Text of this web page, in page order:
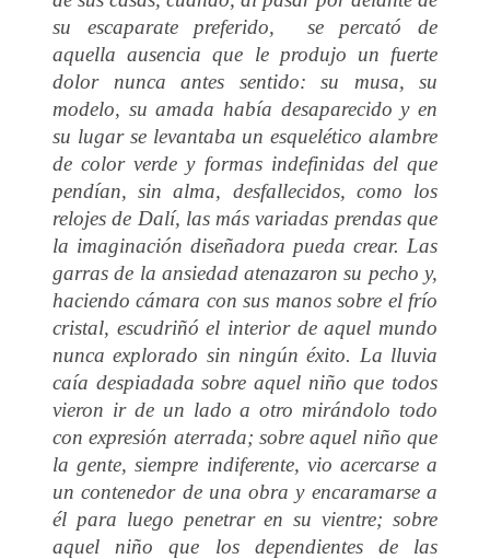
su escaparate preferido, se percató de
aquella ausencia que le produjo un fuerte
dolor nunca antes sentido: su musa, su
modelo, su amada había desaparecido y en
su lugar se levantaba un esquelético alambre
de color verde y formas indefinidas del que
pendían, sin alma, desfallecidos, como los
relojes de Dalí, las más variadas prendas que
la imaginación diseñadora pueda crear. Las
garras de la ansiedad atenazaron su pecho y,
haciendo cámara con sus manos sobre el frío
cristal, escudriñó el interior de aquel mundo
nunca explorado sin ningún éxito. La lluvia
caía despiadada sobre aquel niño que todos
vieron ir de un lado a otro mirándolo todo
con expresión aterrada; sobre aquel niño que
la gente, siempre indiferente, vio acercarse a
un contenedor de una obra y encaramarse a
él para luego penetrar en su vientre; sobre
aquel niño que los dependientes de las